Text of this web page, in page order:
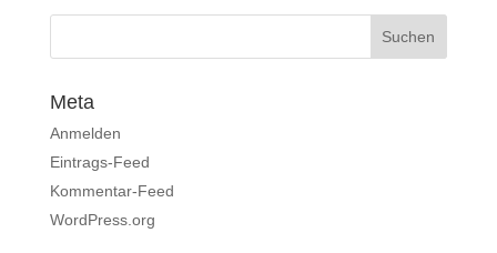
Meta
Anmelden
Eintrags-Feed
Kommentar-Feed
WordPress.org